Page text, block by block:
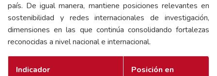
país. De igual manera, mantiene posiciones relevantes en
sostenibilidad y redes internacionales de investigación,
dimensiones en las que continúa consolidando fortalezas
reconocidas a nivel nacional e internacional.
Indicador
Posición en